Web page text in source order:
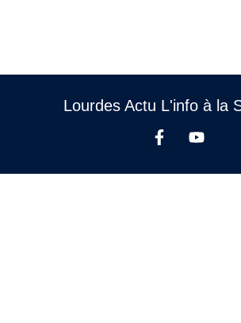
Lourdes Actu L'info à la